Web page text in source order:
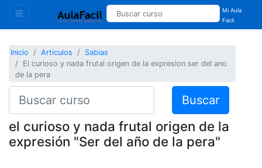
Mi Aula
Facil
Inicio Articulos
Sabias
El curioso y nada frutal origen de la expresion ser del ano
de la pera
Buscar
el curioso y nada frutal origen de la
expresión "Ser del año de la pera"